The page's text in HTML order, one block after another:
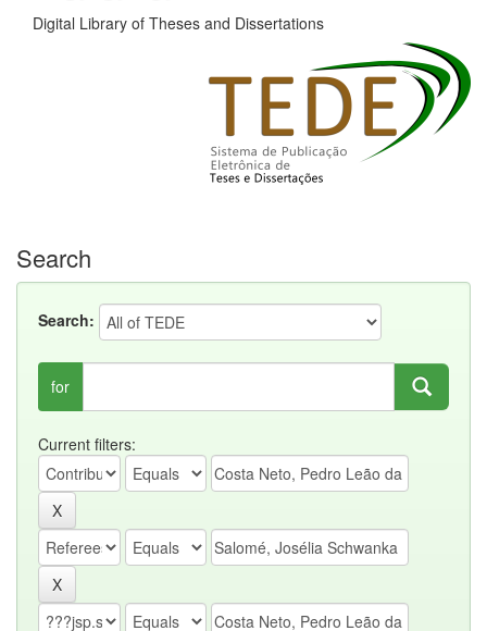
Digital Library of Theses and Dissertations
Search
Search:
for
Current filters: